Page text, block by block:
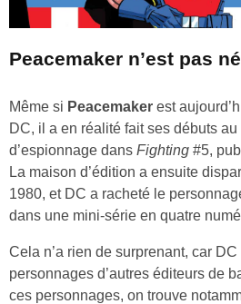
Peacemaker n’est pas
Même si Peacemaker est
DC, il a en réalité fait ses débuts
d’espionnage dans Fighting #5,
La maison d’édition a ensuite
1980, et DC a racheté le
dans une mini-série en quatre
Cela n’a rien de surprenant, car
personnages d’autres éditeurs de
ces personnages, on trouve